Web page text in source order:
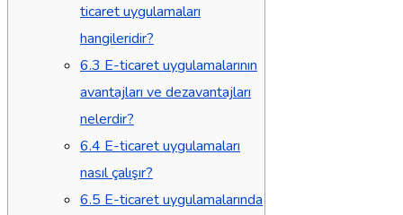
ticaret uygulamaları
hangileridir?
6.3 E-ticaret uygulamalarının
avantajları ve dezavantajları
nelerdir?
6.4 E-ticaret uygulamaları
nasıl çalışır?
6.5 E-ticaret uygulamalarında